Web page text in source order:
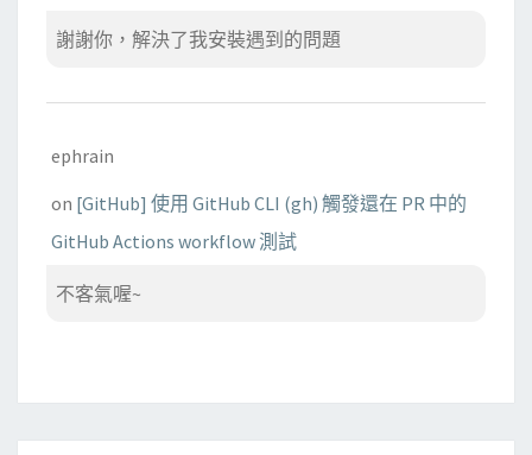
謝謝你，解決了我安裝遇到的問題
ephrain
on [GitHub] 使用 GitHub CLI (gh) 觸發還在 PR 中的
GitHub Actions workflow 測試
不客氣喔~